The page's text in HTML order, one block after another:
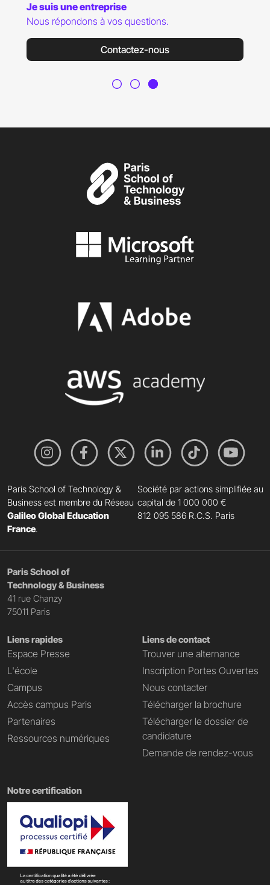
Je suis candidat(e)
Des questions relatives aux admissions ?
Contactez-nous
Paris School of Technology &
Business est membre du Réseau
Galileo Global Education
France.
Société par actions simplifiée au
capital de 1 000 000 €
812 095 586 R.C.S. Paris
Paris School of
Technology & Business
41 rue Chanzy
75011 Paris
Liens rapides
Espace Presse
L'école
Campus
Accès campus Paris
Partenaires
Ressources numériques
Liens de contact
Trouver une alternance
Inscription Portes Ouvertes
Nous contacter
Télécharger la brochure
Télécharger le dossier de
candidature
Demande de rendez-vous
Notre certification